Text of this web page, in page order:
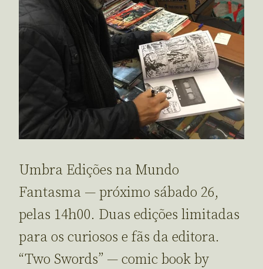
Umbra Edições na Mundo
Fantasma — próximo sábado 26,
pelas 14h00. Duas edições limitadas
para os curiosos e fãs da editora.
“Two Swords” — comic book by